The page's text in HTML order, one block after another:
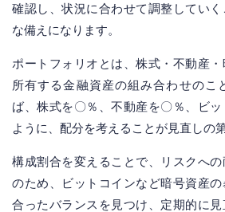
確認し、状況に合わせて調整してい
な備えになります。
ポートフォリオとは、株式・不動産
所有する金融資産の組み合わせのこ
ば、株式を〇％、不動産を〇％、ビ
ように、配分を考えることが見直しの
構成割合を変えることで、リスクへ
のため、ビットコインなど暗号資産
合ったバランスを見つけ、定期的に